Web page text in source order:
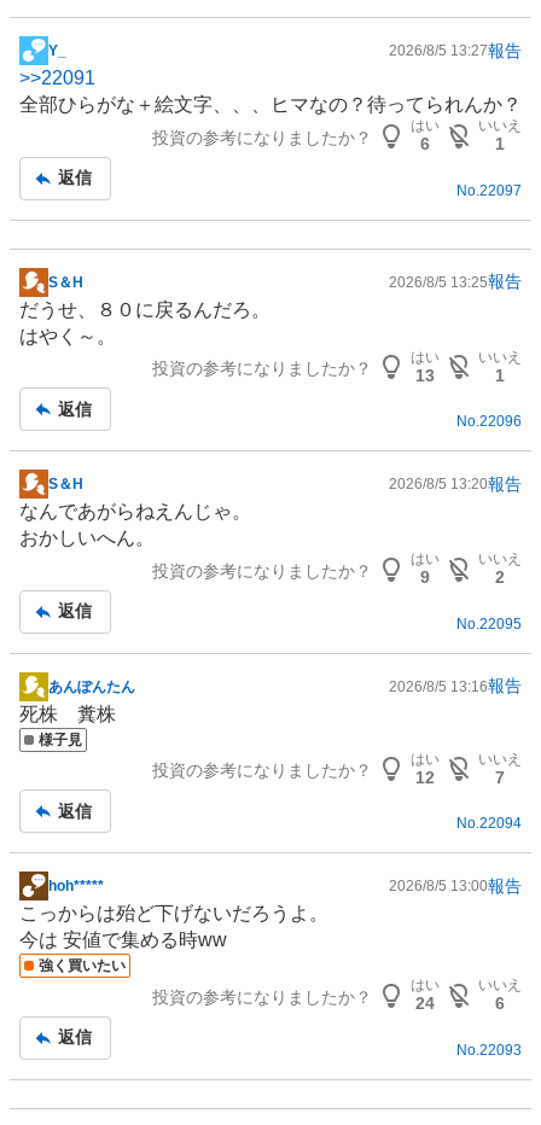
掲
示
板
Y_ 2026/8/5 13:27報告
>>22091
全部ひらがな＋絵文字、、、ヒマなの？待ってられんか？
投資の参考になりましたか？
はい
6
いいえ
1
返信
No. 22097
掲
示
板
S＆H 2026/8/5 13:25報告
だうせ、８０に戻るんだろ。
はやく～。
投資の参考になりましたか？
はい
13
いいえ
1
返信
No.22096
掲
示
板
S＆H 2026/8/5 13:20報告
なんであがらねえんじゃ。
おかしいへん。
投資の参考になりましたか？
はい
9
いいえ
2
返信
No. 22095
掲
示
板
あんぽんたん 2026/8/5 13:16報告
死株 糞株
様子見
投資の参考になりましたか？
はい
12
いいえ
7
返信
No.22094
掲
示
板
記
hoh***** 2026/8/5 13:00報告
こっからは殆ど下げないだろうよ。
今は 安値で集める時ww
強く買いたい
投資の参考になりましたか？
はい
24
いいえ
6
返信
No. 22093